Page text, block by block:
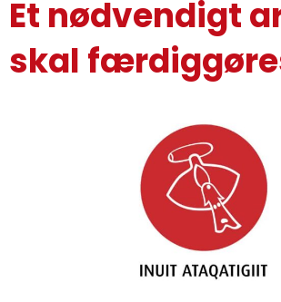
Et nødvendigt
skal